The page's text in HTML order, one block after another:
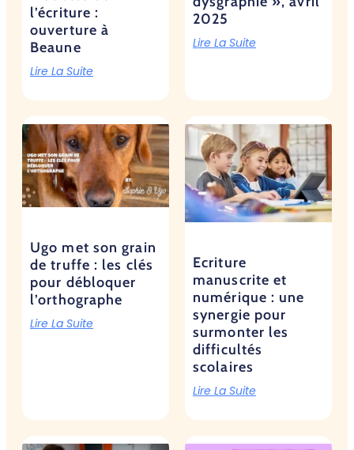
l’écriture :
ouverture à
Beaune
Lire La Suite
2025
Lire La Suite
Ugo met son grain
de truffe : les clés
pour débloquer
l’orthographe
Lire La Suite
Ecriture
manuscrite et
numérique : une
synergie pour
surmonter les
difficultés
scolaires
Lire La Suite